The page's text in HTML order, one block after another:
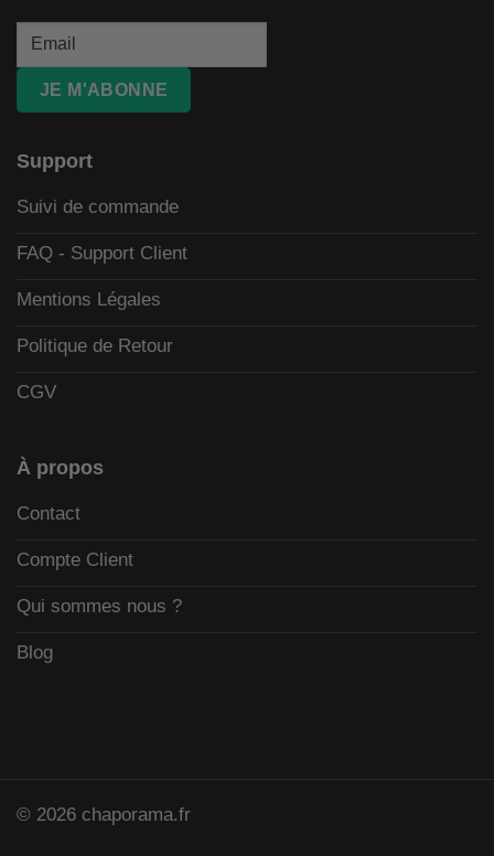
JE M'ABONNE
Support
Suivi de commande
FAQ - Support Client
Mentions Légales
Politique de Retour
CGV
À propos
Contact
Compte Client
Qui sommes nous ?
Blog
© 2026 chaporama.fr